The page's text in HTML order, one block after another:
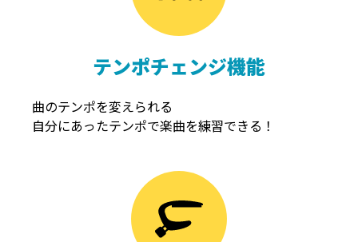
テンポチェンジ機能
曲のテンポを変えられる
自分にあったテンポで楽曲を練習できる！